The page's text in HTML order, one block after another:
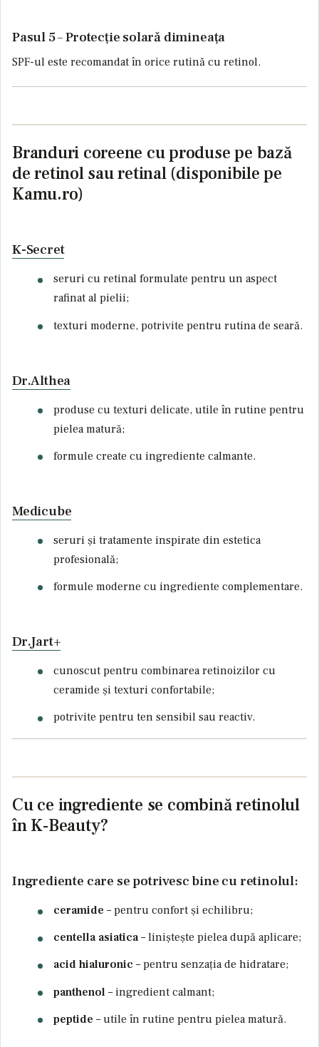
Pasul 5 – Protecție solară dimineața
SPF-ul este recomandat în orice rutină cu retinol.
Branduri coreene cu produse pe bază
de retinol sau retinal (disponibile pe
Kamu.ro)
K-Secret
seruri cu retinal formulate pentru un aspect
rafinat al pielii;
texturi moderne, potrivite pentru rutina de seară.
Dr.Althea
produse cu texturi delicate, utile în rutine pentru
pielea matură;
formule create cu ingrediente calmante.
Medicube
seruri și tratamente inspirate din estetica
profesională;
formule moderne cu ingrediente complementare.
Dr.Jart+
cunoscut pentru combinarea retinoizilor cu
ceramide și texturi confortabile;
potrivite pentru ten sensibil sau reactiv.
Cu ce ingrediente se combină retinolul
în K-Beauty?
Ingrediente care se potrivesc bine cu retinolul:
ceramide – pentru confort și echilibru;
centella asiatica– liniștește pielea după aplicare;
acid hialuronic – pentru senzația de hidratare;
panthenol – ingredient calmant;
peptide – utile în rutine pentru pielea matură.